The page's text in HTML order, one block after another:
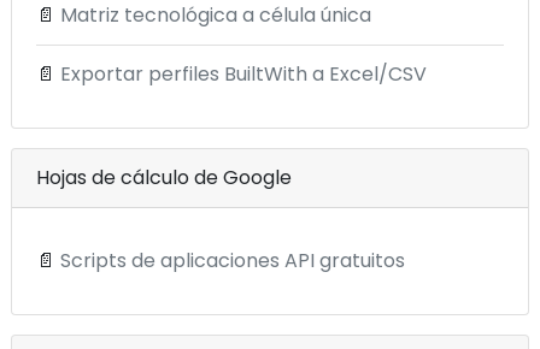
📄 Matriz tecnológica a célula única
📄 Exportar perfiles BuiltWith a Excel/CSV
Hojas de cálculo de Google
📄 Scripts de aplicaciones API gratuitos